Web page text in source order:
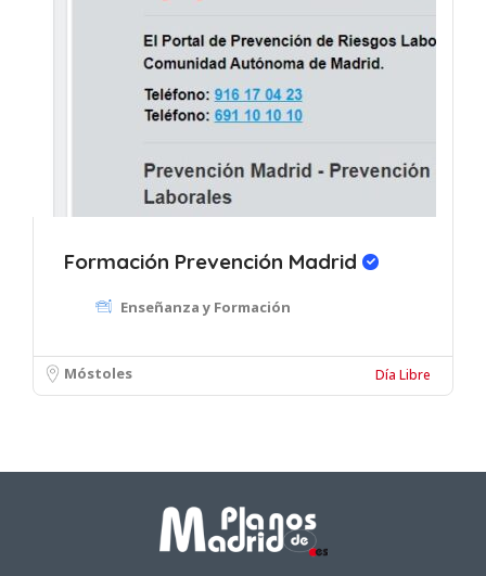
Formación Prevención Madrid
Enseñanza y Formación
Móstoles Día Libre